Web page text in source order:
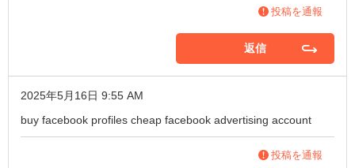
投稿を通報
返信
2025年5月16日 9:55 AM
buy facebook profiles cheap facebook advertising account
投稿を通報